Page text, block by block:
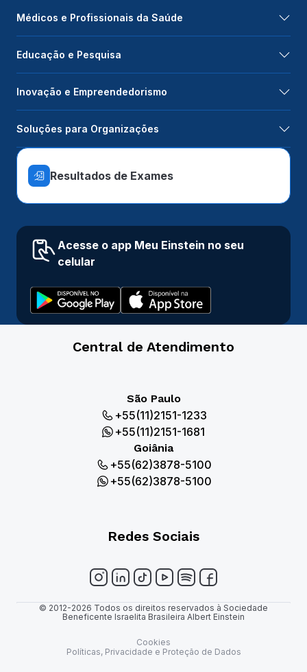
Médicos e Profissionais da Saúde
Educação e Pesquisa
Inovação e Empreendedorismo
Soluções para Organizações
Resultados de Exames
Acesse o app Meu Einstein no seu
celular
Central de Atendimento
São Paulo
+55(11)2151-1233
+55(11)2151-1681
Goiânia
+55(62)3878-5100
+55(62)3878-5100
Redes Sociais
© 2012-2026 Todos os direitos reservados à Sociedade
Beneficente Israelita Brasileira Albert Einstein
Cookies
Políticas, Privacidade e Proteção de Dados